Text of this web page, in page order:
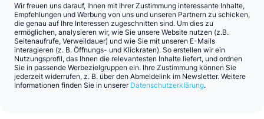
Wir freuen uns darauf, Ihnen mit Ihrer Zustimmung interessante Inhalte,
Empfehlungen und Werbung von uns und unseren Partnern zu schicken,
die genau auf Ihre Interessen zugeschnitten sind. Um dies zu
ermöglichen, analysieren wir, wie Sie unsere Website nutzen (z.B.
Seitenaufrufe, Verweildauer) und wie Sie mit unseren E-Mails
interagieren (z. B. Öffnungs- und Klickraten). So erstellen wir ein
Nutzungsprofil, das Ihnen die relevantesten Inhalte liefert, und ordnen
Sie in passende Werbezielgruppen ein. Ihre Zustimmung können Sie
jederzeit widerrufen, z. B. über den Abmeldelink im Newsletter. Weitere
Informationen finden Sie in unserer Datenschutzerklärung.